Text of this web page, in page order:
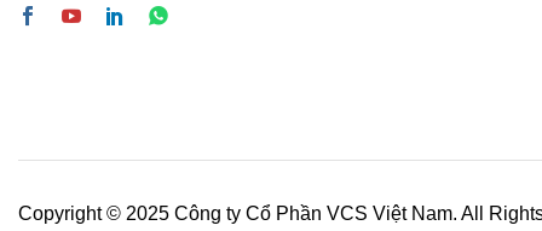
Copyright © 2025 Công ty Cổ Phần VCS Việt Nam. All